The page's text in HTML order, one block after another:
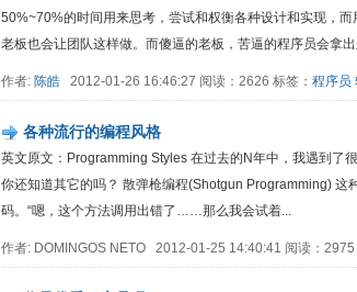
50%~70%的时间用来思考，尝试和权衡各种设计和实现，
老板也会让团队这样做。而傻逼的老板，苦逼的程序员会拿
作者: 陈皓 2012-01-26 16:46:27 阅读：2626 标签： 程序员
各种流行的编程风格
英文原文：Programming Styles 在过去的N年中，我遇到了
你还知道其它的吗？ 散弹枪编程(Shotgun Programming) 这
码。“嗯，这个方法调用出错了……那么我会试着...
作者: DOMINGOS NETO 2012-01-25 14:40:41 阅读：2975